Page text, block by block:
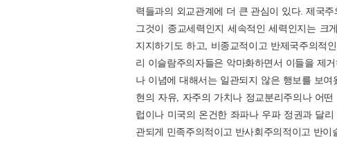
력들과의 외교관계에 더 큰 관심이 있다. 제국
그것이 종교세력인지 세속적인 세력인지는 크
지지하기도 하고, 비종교적이고 반제국주의적
리 이슬람주의자들은 악마화하면서 이들을 제
나 이념에 대해서는 일관되지 않은 행보를 보
현의 자유, 자주의 가치나 정교분리주의나 어
럽이나 미국의 온건한 좌파나 우파 정권과 달
관되게 민족주의적이고 반사회주의적이고 반